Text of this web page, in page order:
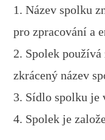
1. Název spolku
pro zpracování a
2. Spolek
zkrácený název
3. Sídlo spolku je
4. Spolek je